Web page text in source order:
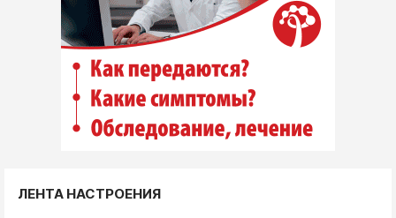
ЛЕНТА НАСТРОЕНИЯ